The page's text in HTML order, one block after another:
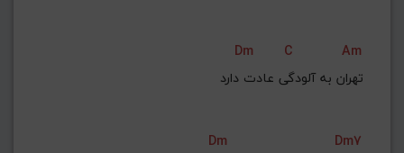
Dm C
Am
تهران به آلودگی عادت دارد
Dm
Dm7